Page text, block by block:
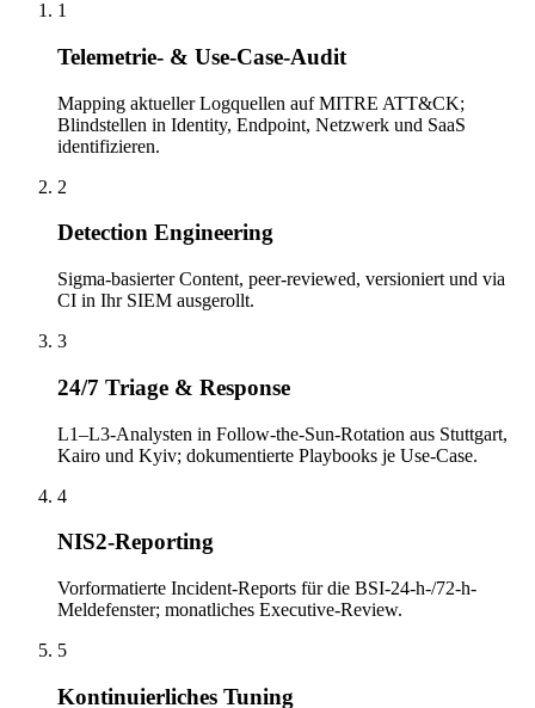
1
Telemetrie- & Use-Case-Audit
Mapping aktueller Logquellen auf MITRE ATT&CK;
Blindstellen in Identity, Endpoint, Netzwerk und SaaS
identifizieren.
2
Detection Engineering
Sigma-basierter Content, peer-reviewed, versioniert und via
CI in Ihr SIEM ausgerollt.
3
24/7 Triage & Response
L1–L3-Analysten in Follow-the-Sun-Rotation aus Stuttgart,
Kairo und Kyiv; dokumentierte Playbooks je Use-Case.
4
NIS2-Reporting
Vorformatierte Incident-Reports für die BSI-24-h-/72-h-
Meldefenster; monatliches Executive-Review.
5
Kontinuierliches Tuning